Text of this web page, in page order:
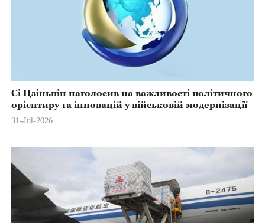
Сі Цзіньпін наголосив на важливості політичного
орієнтиру та інновацій у військовій модернізації
31-Jul-2026